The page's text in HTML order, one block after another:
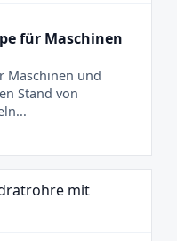
für Maschinen
Maschinen und
Stand von